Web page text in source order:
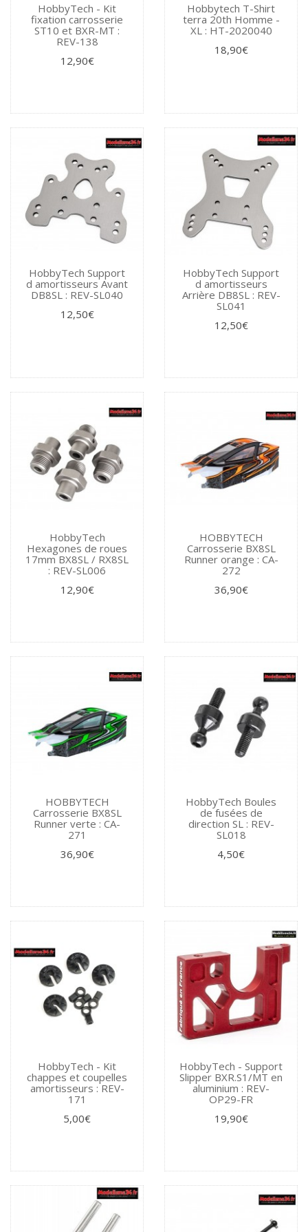
HobbyTech - Kit
fixation carrosserie
ST10 et BXR-MT :
REV-138
12,90€
Hobbytech T-Shirt
terra 20th Homme -
XL : HT-2020040
18,90€
HobbyTech Support
d amortisseurs Avant
DB8SL : REV-SL040
12,50€
HobbyTech Support
d amortisseurs
Arrière DB8SL : REV-
SL041
12,50€
HobbyTech
Hexagones de roues
17mm BX8SL / RX8SL
: REV-SL006
12,90€
HOBBYTECH
Carrosserie BX8SL
Runner orange : CA-
272
36,90€
HOBBYTECH
Carrosserie BX8SL
Runner verte : CA-
271
36,90€
HobbyTech Boules
de fusées de
direction SL : REV-
SL018
4,50€
HobbyTech - Kit
chappes et coupelles
amortisseurs : REV-
171
5,00€
HobbyTech - Support
Slipper BXR.S1/MT en
aluminium : REV-
OP29-FR
19,90€